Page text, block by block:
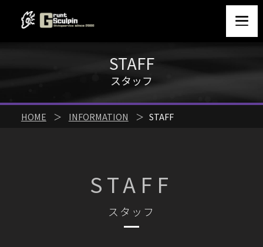
STAFF
スタッフ
HOME ＞ INFORMATION ＞ STAFF
STAFF
スタッフ